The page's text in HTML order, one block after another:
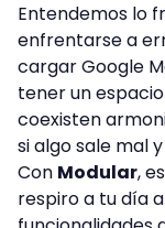
Entendemos lo
enfrentarse a
cargar Google
tener un
coexisten
si algo sale mal
Con Modular,
respiro a tu día